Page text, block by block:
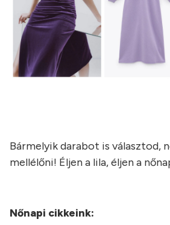
Bármelyik darabot is választod,
mellélőni! Éljen a lila, éljen a
Nőnapi cikkeink: